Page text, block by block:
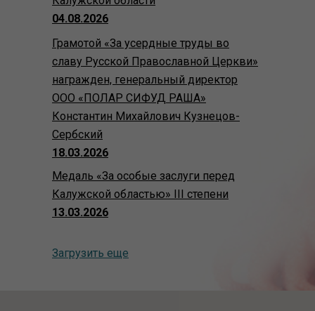
Загрузить еще
Медаль «За особые заслуги перед
Калужской областью» III степени
13.03.2026
Грамотой «За усердные труды во
славу Русской Православной Церкви»
награжден, генеральный директор
ООО «ПОЛАР СИФУД РАША»
Константин Михайлович Кузнецов-
Сербский
18.03.2026
04.08.2026